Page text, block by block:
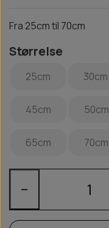
Fra 25cm til 70cm
Størrelse
25cm 30cm
45cm 50cm
65cm 70cm
−